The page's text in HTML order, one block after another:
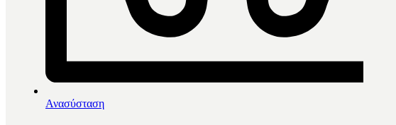
Ανασύσταση
Αρχική /
Εργαλεία
HLW Οδοντάγρες